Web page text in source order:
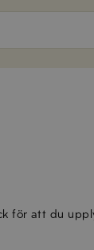
för att du